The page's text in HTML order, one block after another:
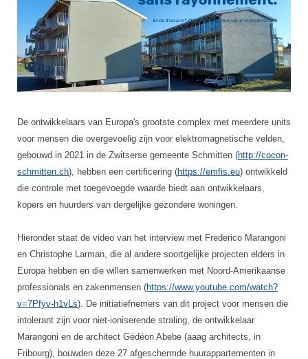
De ontwikkelaars van Europa's grootste complex met meerdere units
voor mensen die overgevoelig zijn voor elektromagnetische velden,
gebouwd in 2021 in de Zwitserse gemeente Schmitten (http://cocon-
schmitten.ch), hebben een certificering (https://emfis.eu) ontwikkeld
die controle met toegevoegde waarde biedt aan ontwikkelaars,
kopers en huurders van dergelijke gezondere woningen.
Hieronder staat de video van het interview met Frederico Marangoni
en Christophe Larman, die al andere soortgelijke projecten elders in
Europa hebben en die willen samenwerken met Noord-Amerikaanse
professionals en zakenmensen (https://www.youtube.com/watch?
v=7Pfyv-h1vLs). De initiatiefnemers van dit project voor mensen die
intolerant zijn voor niet-ioniserende straling, de ontwikkelaar
Marangoni en de architect Gédéon Abebe (aaag architects, in
Fribourg), bouwden deze 27 afgeschermde huurappartementen in